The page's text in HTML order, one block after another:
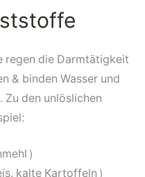
regen die Darmtätigkeit
& binden Wasser und
den unlöslichen